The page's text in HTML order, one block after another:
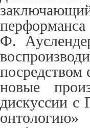
Ф. Аус
посредством
новые
дискуссии с